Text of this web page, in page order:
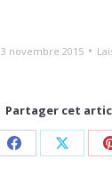
3 novembre 2015
Partager cet